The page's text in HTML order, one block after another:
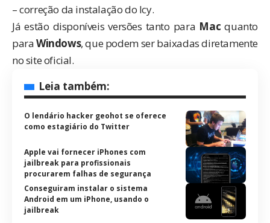
– correção da instalação do Icy.
Já estão disponíveis versões tanto para Mac quanto
paraWindows, que podem ser baixadas diretamente
no site oficial.
Leia também:
O lendário hacker geohot se oferece
como estagiário do Twitter
Apple vai fornecer iPhones com
jailbreak para profissionais
procurarem falhas de segurança
Conseguiram instalar o sistema
Android em um iPhone, usando o
jailbreak